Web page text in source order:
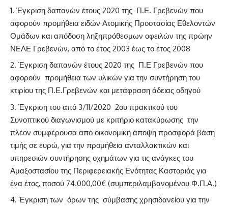
Έγκριση δαπανών έτους 2020 της Π.Ε. Γρεβενών που
αφορούν προμήθεια ειδών Ατομικής Προστασίας Εθελοντών
Ομάδων και απόδοση ληξηπρόθεσμων οφειλών της πρώην
ΝΕΛΕ Γρεβενών, από το έτος 2003 έως το έτος 2008
Έγκριση δαπανών έτους 2020 της Π.Ε Γρεβενών που
αφορούν προμήθεια των υλικών για την συντήρηση του
κτιρίου της Π.Ε.Γρεβενών και μετάφραση άδειας οδηγού
Έγκριση του από 3/11/2020 2ου πρακτικού του
Συνοπτικού διαγωνισμού με κριτήριο κατακύρωσης την
πλέον συμφέρουσα από οικονομική άποψη προσφορά βάση
τιμής σε ευρώ, για την προμήθεια ανταλλακτικών και
υπηρεσιών συντήρησης οχημάτων για τις ανάγκες του
Αμαξοστασίου της Περιφερειακής Ενότητας Καστοριάς για
ένα έτος, ποσού 74.000,00€ (συμπεριλαμβανομένου Φ.Π.Α.)
Έγκριση των όρων της σύμβασης χρησιδανείου για την